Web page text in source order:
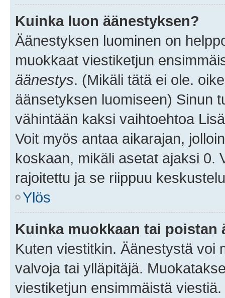
Kuinka luon äänestyksen?
Äänestyksen luominen on
muokkaat viestiketjun
äänestys. (Mikäli tätä ei ole.
äänsetyksen luomiseen) Sinun
vähintään kaksi vaihtoehtoa
Voit myös antaa aikarajan,
koskaan, mikäli asetat ajaksi 0.
rajoitettu ja se riippuu
Ylös
Kuinka muokkaan tai poistan
Kuten viestitkin. Äänestystä voi
valvoja tai ylläpitäjä.
viestiketjun ensimmäistä